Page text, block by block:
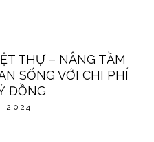
THỰ – NÂNG TẦM
SỐNG VỚI CHI PHÍ
ĐỒNG
2024